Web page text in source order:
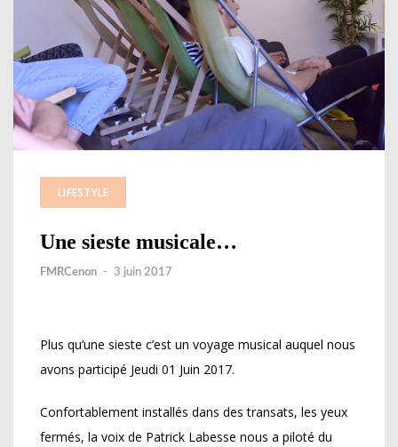
LIFESTYLE
Une sieste musicale…
FMRCenon - 3 juin 2017
Plus qu’une sieste c’est un voyage musical auquel nous
avons participé Jeudi 01 Juin 2017.
Confortablement installés dans des transats, les yeux
fermés, la voix de Patrick Labesse nous a piloté du